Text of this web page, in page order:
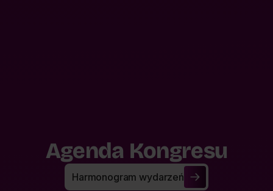
Agenda Kongresu
Harmonogram wydarzeń
Harmonogram wydarzeń